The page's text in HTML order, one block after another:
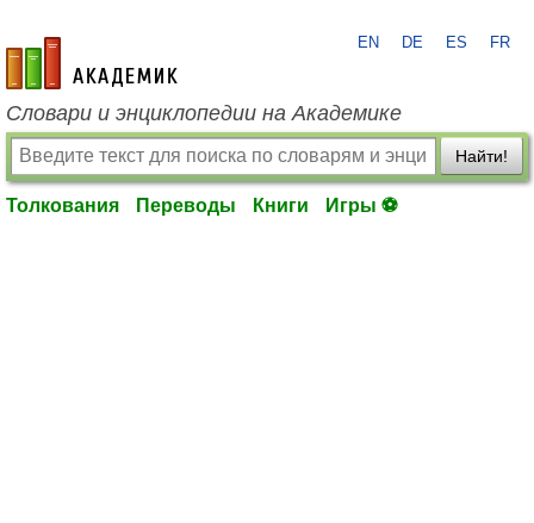
academic.ru
EN DE ES FR
Словари и энциклопедии на Академике
Найти!
Толкования Переводы Книги Игры ⚽